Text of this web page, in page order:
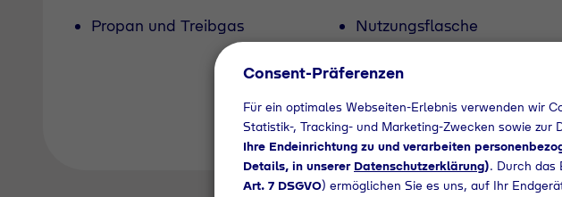
Propan und Treibgas
Nutzungsflasche
Consent-Präferenzen
Für ein optimales Webseiten-Erlebnis verwenden wir
Statistik-, Tracking- und Marketing-Zwecken sowie zur
Ihre Endeinrichtung zu und verarbeiten
Details, in unserer Datenschutzerklärung). Durch das
Art. 7 DSGVO) ermöglichen Sie es uns, auf Ihr